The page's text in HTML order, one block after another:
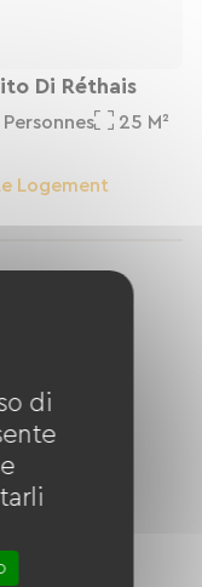
Di Réthais
Personnes 25 M²
Logement
di